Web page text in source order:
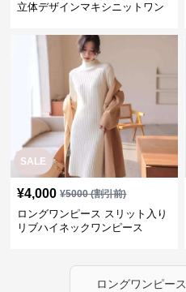
立体デザインマキシニットワン
SALE
¥4,000 ¥5000(割引前)
ロングワンピース スリット入り
リブハイネックワンピース
ロングワンピース